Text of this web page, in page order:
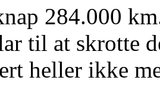
284.000
til at skrotte
heller ikke